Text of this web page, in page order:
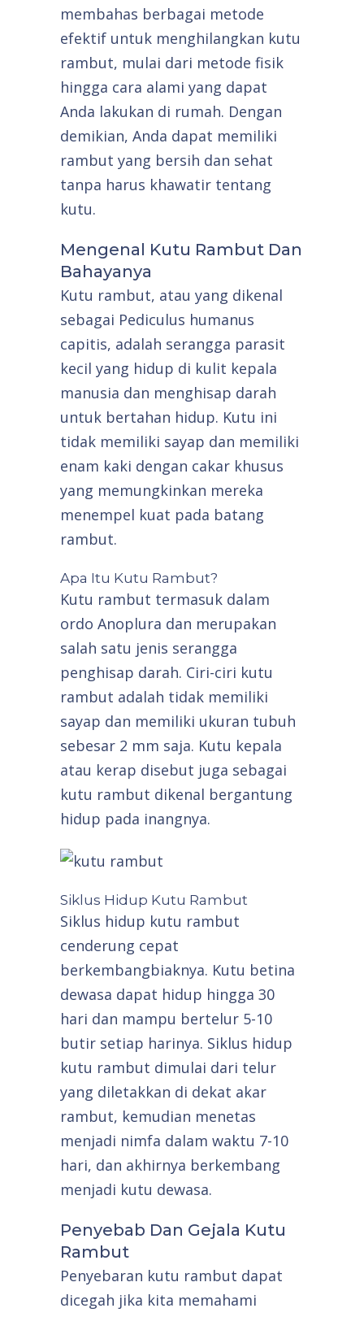
membahas berbagai metode
efektif untuk menghilangkan kutu
rambut, mulai dari metode fisik
hingga cara alami yang dapat
Anda lakukan di rumah. Dengan
demikian, Anda dapat memiliki
rambut yang bersih dan sehat
tanpa harus khawatir tentang
kutu.
Mengenal Kutu Rambut Dan
Bahayanya
Kutu rambut, atau yang dikenal
sebagai Pediculus humanus
capitis, adalah serangga parasit
kecil yang hidup di kulit kepala
manusia dan menghisap darah
untuk bertahan hidup. Kutu ini
tidak memiliki sayap dan memiliki
enam kaki dengan cakar khusus
yang memungkinkan mereka
menempel kuat pada batang
rambut.
Apa Itu Kutu Rambut?
Kutu rambut termasuk dalam
ordo Anoplura dan merupakan
salah satu jenis serangga
penghisap darah. Ciri-ciri kutu
rambut adalah tidak memiliki
sayap dan memiliki ukuran tubuh
sebesar 2 mm saja. Kutu kepala
atau kerap disebut juga sebagai
kutu rambut dikenal bergantung
hidup pada inangnya.
Siklus Hidup Kutu Rambut
Siklus hidup kutu rambut
cenderung cepat
berkembangbiaknya. Kutu betina
dewasa dapat hidup hingga 30
hari dan mampu bertelur 5-10
butir setiap harinya. Siklus hidup
kutu rambut dimulai dari telur
yang diletakkan di dekat akar
rambut, kemudian menetas
menjadi nimfa dalam waktu 7-10
hari, dan akhirnya berkembang
menjadi kutu dewasa.
Penyebab Dan Gejala Kutu
Rambut
Penyebaran kutu rambut dapat
dicegah jika kita memahami